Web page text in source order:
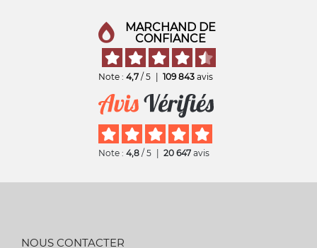
MARCHAND DE
CONFIANCE
Note : 4,7 / 5 109 843 avis
Note : 4,8 / 5 20 647 avis
NOUS CONTACTER